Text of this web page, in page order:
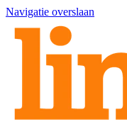
Navigatie overslaan